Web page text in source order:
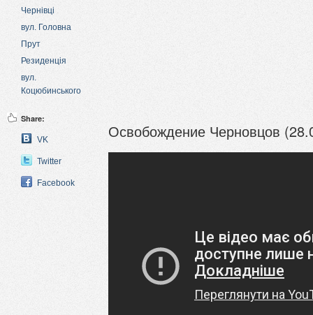
Чернівці
вул. Головна
Прут
Резиденція
вул.
Коцюбинського
Share:
VK
Twitter
Facebook
Освобождение Черновцов